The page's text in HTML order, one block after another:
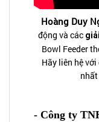
Hoàng Duy
động và các
Bowl Feeder
Hãy liên hệ
- Công ty